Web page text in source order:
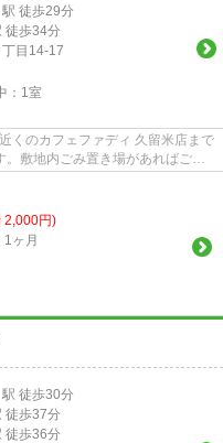
駅 徒歩29分
徒歩34分
丁目14-17
： 1室
くのカフェファディ 久留米店まで
敷地内ごみ置き場があればごみ
2,000円)
1ヶ月
駅 徒歩30分
徒歩37分
徒歩36分